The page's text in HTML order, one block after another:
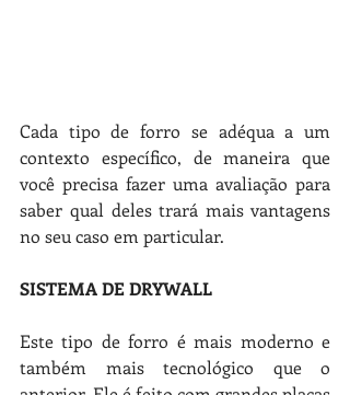
Cada tipo de forro se adéqua a um
contexto específico, de maneira que
você precisa fazer uma avaliação para
saber qual deles trará mais vantagens
no seu caso em particular.
SISTEMA DE DRYWALL
Este tipo de forro é mais moderno e
também mais tecnológico que o